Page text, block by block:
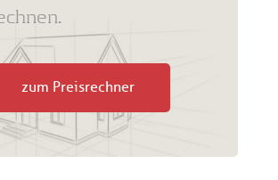
zum Preisrechner